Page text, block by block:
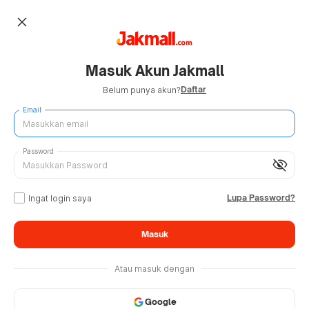
close
Masuk Akun Jakmall
Belum punya akun?Daftar
Email
visibility_off
Password
Ingat login saya Lupa Password?
Masuk
Atau masuk dengan
Google